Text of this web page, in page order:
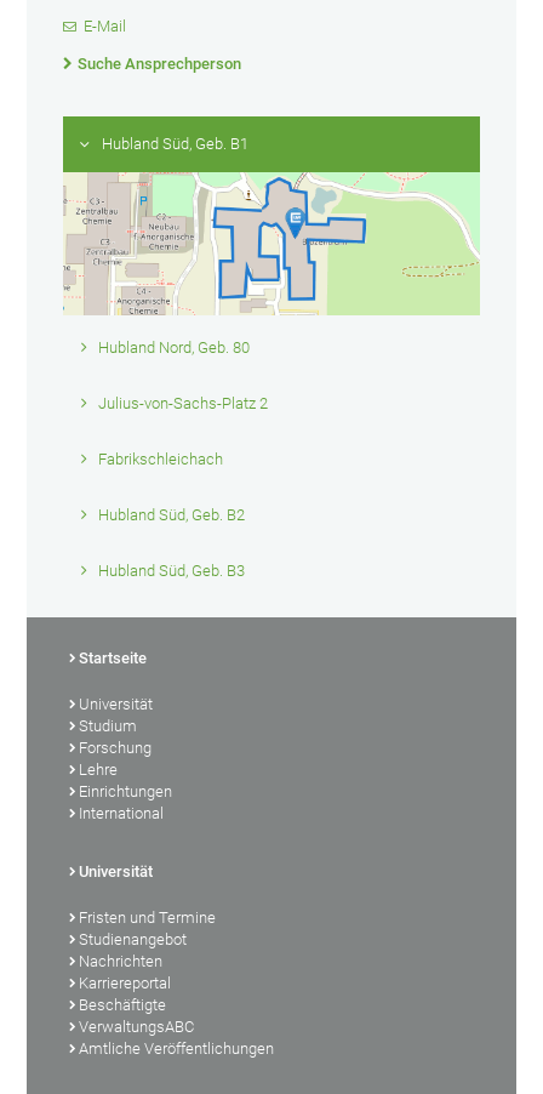
E-Mail
Suche Ansprechperson
Hubland Süd, Geb. B1
Hubland Nord, Geb. 80
Julius-von-Sachs-Platz 2
Fabrikschleichach
Hubland Süd, Geb. B2
Hubland Süd, Geb. B3
Startseite
Universität
Studium
Forschung
Lehre
Einrichtungen
International
Universität
Fristen und Termine
Studienangebot
Nachrichten
Karriereportal
Beschäftigte
VerwaltungsABC
Amtliche Veröffentlichungen